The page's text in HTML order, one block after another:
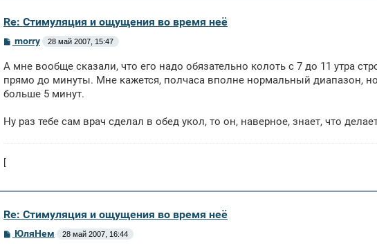
Re: Стимуляция и ощущения во время неё
С
б
щ
е
н
morry 28 май 2007, 15:47
А мне вообще сказали, что его надо обязательно колоть с 7 до 11 утра
прямо до минуты. Мне кажется, полчаса вполне нормальный диапазон,
больше 5 минут.
Ну раз тебе сам врач сделал в обед укол, то он, наверное, знает, что
[
Re: Стимуляция и ощущения во время неё
СЮляНем 28 май 2007, 16:44